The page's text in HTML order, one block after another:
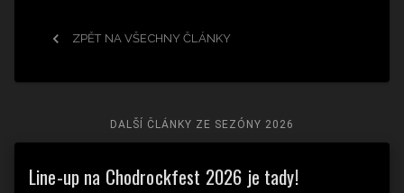
ZPĚT NA VŠECHNY ČLÁNKY
DALŠÍ ČLÁNKY ZE SEZÓNY 2026
Line-up na Chodrockfest 2026 je tady!